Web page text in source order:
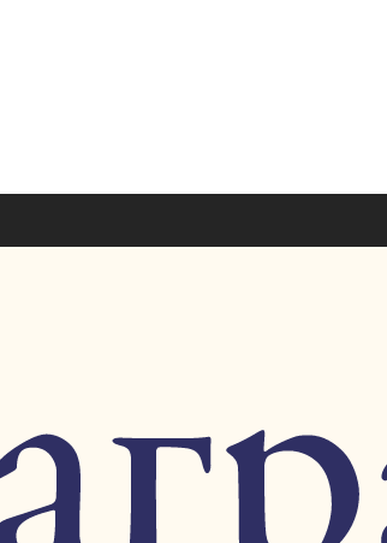
с Н.А.Струве: лекции, интервью,